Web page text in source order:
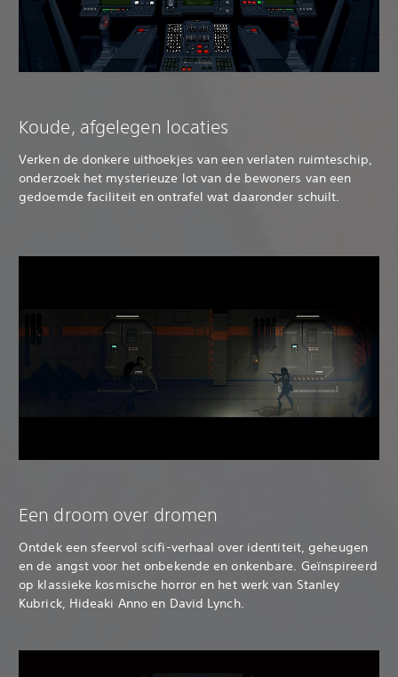
Koude, afgelegen locaties
Verken de donkere uithoekjes van een verlaten ruimteschip,
onderzoek het mysterieuze lot van de bewoners van een
gedoemde faciliteit en ontrafel wat daaronder schuilt.
Een droom over dromen
Ontdek een sfeervol scifi-verhaal over identiteit, geheugen
en de angst voor het onbekende en onkenbare. Geïnspireerd
op klassieke kosmische horror en het werk van Stanley
Kubrick, Hideaki Anno en David Lynch.